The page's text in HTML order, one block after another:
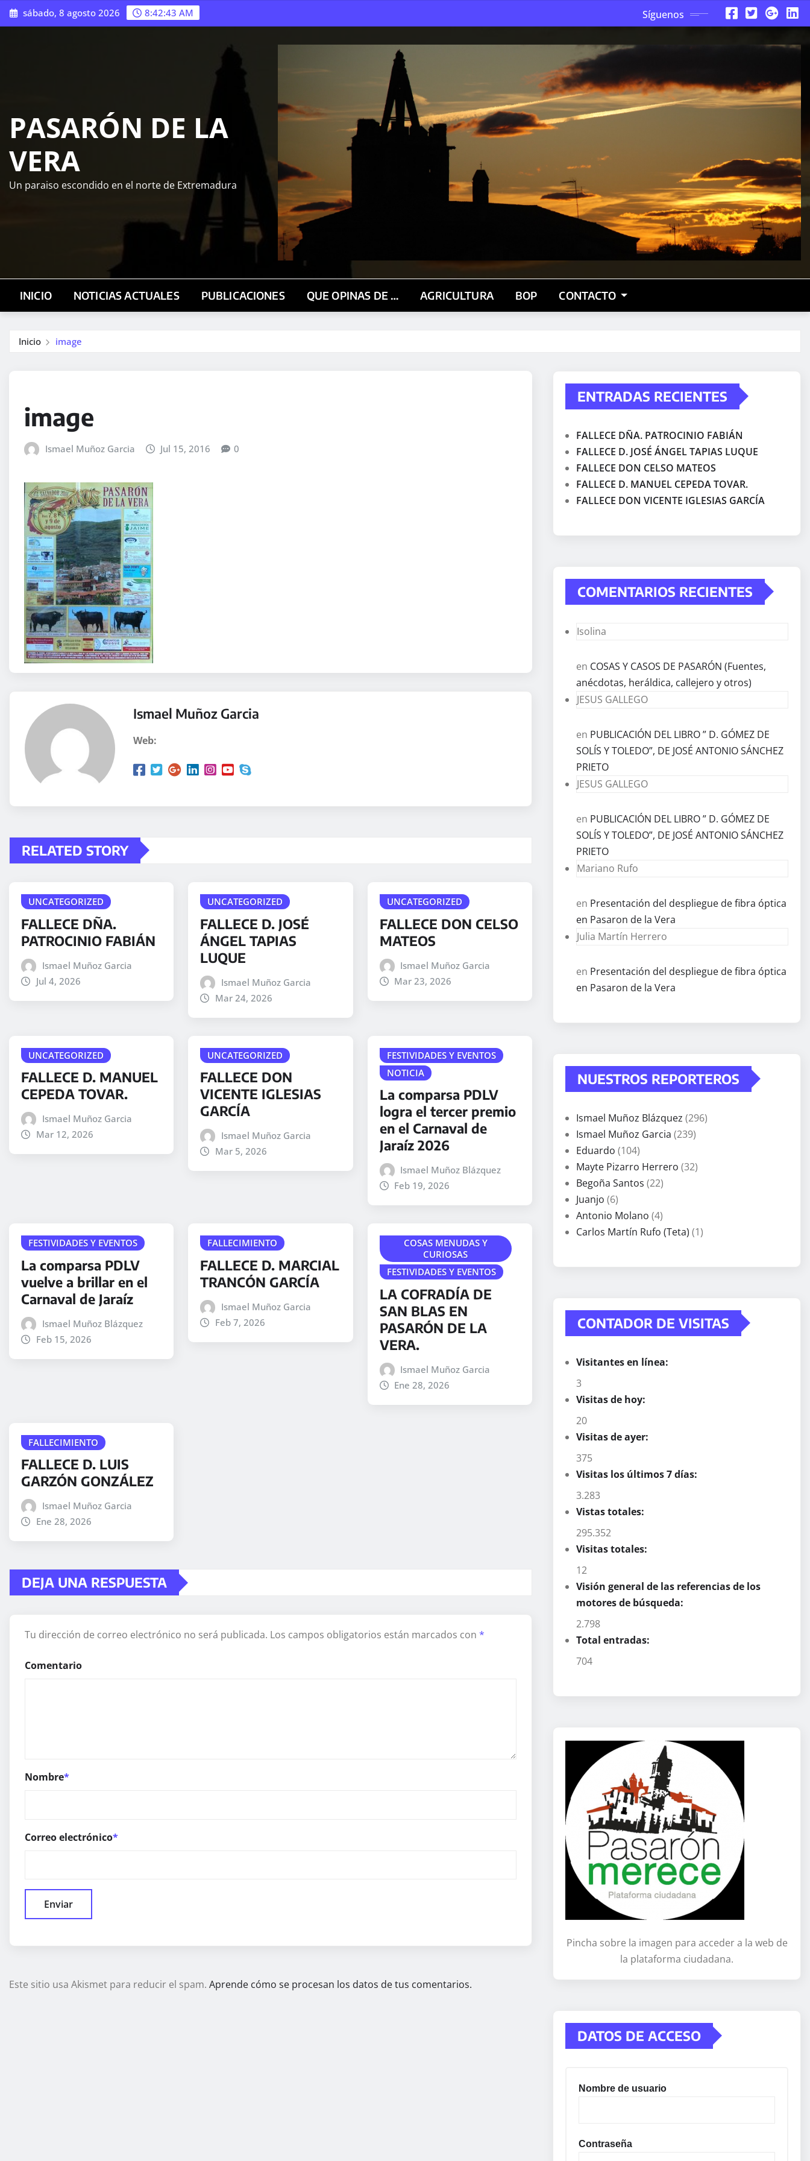
Saltar
al
sábado, 8 agosto 2026 8:42:44 AM Síguenos
PASARÓN DE LA
VERA
Un paraiso escondido en el norte de Extremadura
INICIO NOTICIAS ACTUALES PUBLICACIONES QUE OPINAS DE … AGRICULTURA BOP CONTACTO
Inicio image
image
Ismael Muñoz Garcia Jul 15, 2016 0
Ismael Muñoz Garcia
Web:
RELATED STORY
UNCATEGORIZED
FALLECE DÑA.
PATROCINIO FABIÁN
Ismael Muñoz Garcia
Jul 4, 2026
UNCATEGORIZED
FALLECE D. JOSÉ
ÁNGEL TAPIAS
LUQUE
Ismael Muñoz Garcia
Mar 24, 2026
UNCATEGORIZED
FALLECE DON CELSO
MATEOS
Ismael Muñoz Garcia
Mar 23, 2026
UNCATEGORIZED
FALLECE D. MANUEL
CEPEDA TOVAR.
Ismael Muñoz Garcia
Mar 12, 2026
UNCATEGORIZED
FALLECE DON
VICENTE IGLESIAS
GARCÍA
Ismael Muñoz Garcia
Mar 5, 2026
FESTIVIDADES Y EVENTOS
NOTICIA
La comparsa PDLV
logra el tercer premio
en el Carnaval de
Jaraíz 2026
Ismael Muñoz Blázquez
Feb 19, 2026
FESTIVIDADES Y EVENTOS
La comparsa PDLV
vuelve a brillar en el
Carnaval de Jaraíz
Ismael Muñoz Blázquez
Feb 15, 2026
FALLECIMIENTO
FALLECE D. MARCIAL
TRANCÓN GARCÍA
Ismael Muñoz Garcia
Feb 7, 2026
COSAS MENUDAS Y
CURIOSAS
FESTIVIDADES Y EVENTOS
LA COFRADÍA DE
SAN BLAS EN
PASARÓN DE LA
VERA.
Ismael Muñoz Garcia
Ene 28, 2026
FALLECIMIENTO
FALLECE D. LUIS
GARZÓN GONZÁLEZ
Ismael Muñoz Garcia
Ene 28, 2026
DEJA UNA RESPUESTA
Tu dirección de correo electrónico no será publicada. Los campos obligatorios están marcados con *
Comentario
Nombre*
Correo electrónico*
Este sitio usa Akismet para reducir el spam. Aprende cómo se procesan los datos de tus comentarios.
ENTRADAS RECIENTES
FALLECE DÑA. PATROCINIO FABIÁN
FALLECE D. JOSÉ ÁNGEL TAPIAS LUQUE
FALLECE DON CELSO MATEOS
FALLECE D. MANUEL CEPEDA TOVAR.
FALLECE DON VICENTE IGLESIAS GARCÍA
COMENTARIOS RECIENTES
Isolina
en COSAS Y CASOS DE PASARÓN (Fuentes,
anécdotas, heráldica, callejero y otros)
JESUS GALLEGO
en PUBLICACIÓN DEL LIBRO ” D. GÓMEZ DE
SOLÍS Y TOLEDO”, DE JOSÉ ANTONIO SÁNCHEZ
PRIETO
JESUS GALLEGO
en PUBLICACIÓN DEL LIBRO ” D. GÓMEZ DE
SOLÍS Y TOLEDO”, DE JOSÉ ANTONIO SÁNCHEZ
PRIETO
Mariano Rufo
en Presentación del despliegue de fibra óptica
en Pasaron de la Vera
Julia Martín Herrero
en Presentación del despliegue de fibra óptica
en Pasaron de la Vera
NUESTROS REPORTEROS
Ismael Muñoz Blázquez (296)
Ismael Muñoz Garcia (239)
Eduardo (104)
Mayte Pizarro Herrero (32)
Begoña Santos (22)
Juanjo (6)
Antonio Molano (4)
Carlos Martín Rufo (Teta) (1)
CONTADOR DE VISITAS
Visitantes en línea:
3
Visitas de hoy:
20
Visitas de ayer:
375
Visitas los últimos 7 días:
3.283
Vistas totales:
295.352
Visitas totales:
12
Visión general de las referencias de los
motores de búsqueda:
2.798
Total entradas:
704
Pincha sobre la imagen para acceder a la web de
la plataforma ciudadana.
DATOS DE ACCESO
Nombre de usuario
Contraseña